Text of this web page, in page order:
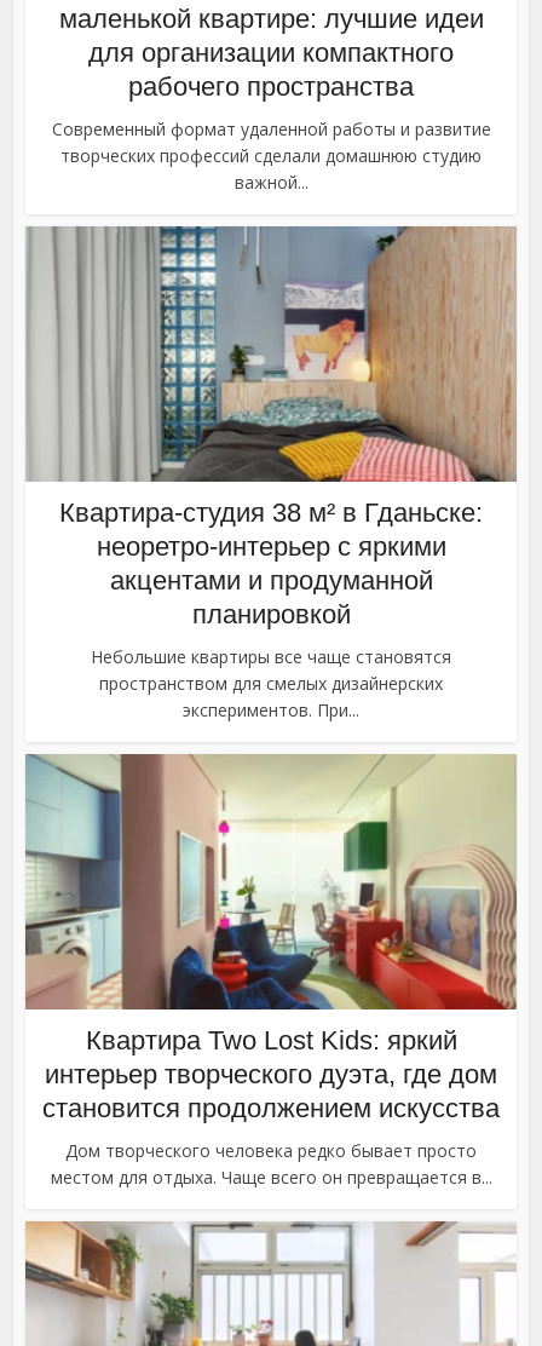
маленькой квартире: лучшие идеи
для организации компактного
рабочего пространства
Современный формат удаленной работы и развитие
творческих профессий сделали домашнюю студию
важной...
Квартира-студия 38 м² в Гданьске:
неоретро-интерьер с яркими
акцентами и продуманной
планировкой
Небольшие квартиры все чаще становятся
пространством для смелых дизайнерских
экспериментов. При...
Квартира Two Lost Kids: яркий
интерьер творческого дуэта, где дом
становится продолжением искусства
Дом творческого человека редко бывает просто
местом для отдыха. Чаще всего он превращается в...